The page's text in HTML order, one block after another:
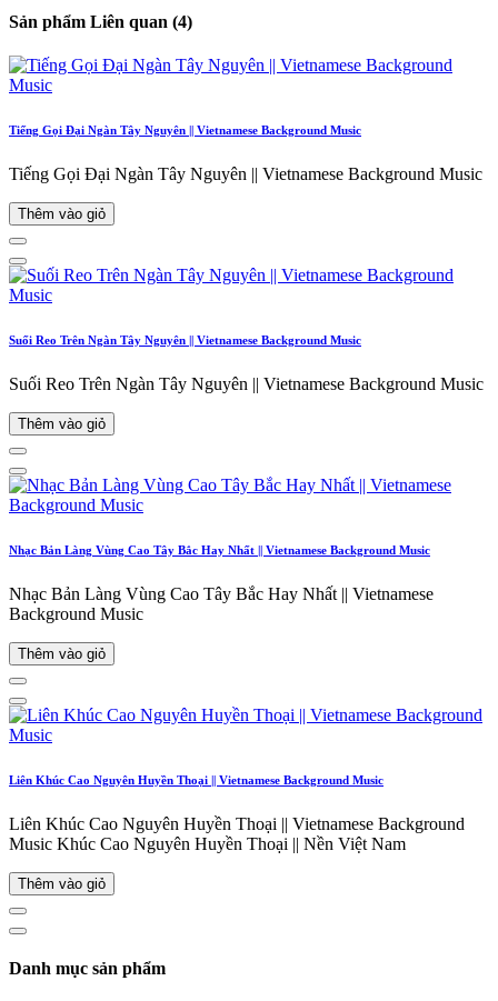
Sản phẩm Liên quan (4)
Tiếng Gọi Đại Ngàn Tây Nguyên || Vietnamese Background Music
Tiếng Gọi Đại Ngàn Tây Nguyên || Vietnamese Background Music
Thêm vào giỏ
Suối Reo Trên Ngàn Tây Nguyên || Vietnamese Background Music
Suối Reo Trên Ngàn Tây Nguyên || Vietnamese Background Music
Thêm vào giỏ
Nhạc Bản Làng Vùng Cao Tây Bắc Hay Nhất || Vietnamese Background Music
Nhạc Bản Làng Vùng Cao Tây Bắc Hay Nhất || Vietnamese
Background Music
Thêm vào giỏ
Liên Khúc Cao Nguyên Huyền Thoại || Vietnamese Background Music
Liên Khúc Cao Nguyên Huyền Thoại || Vietnamese Background
Music Khúc Cao Nguyên Huyền Thoại || Nền Việt Nam
Thêm vào giỏ
Danh mục sản phẩm